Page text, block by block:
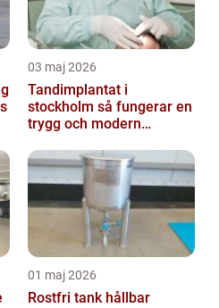
03 maj 2026
Tandimplantat i
stockholm så fungerar en
trygg och modern
01 maj 2026
Rostfri tank hållbar